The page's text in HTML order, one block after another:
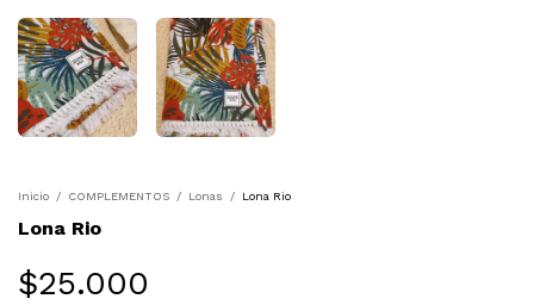
Inicio / COMPLEMENTOS / Lonas / Lona Rio
Lona Rio
$25.000